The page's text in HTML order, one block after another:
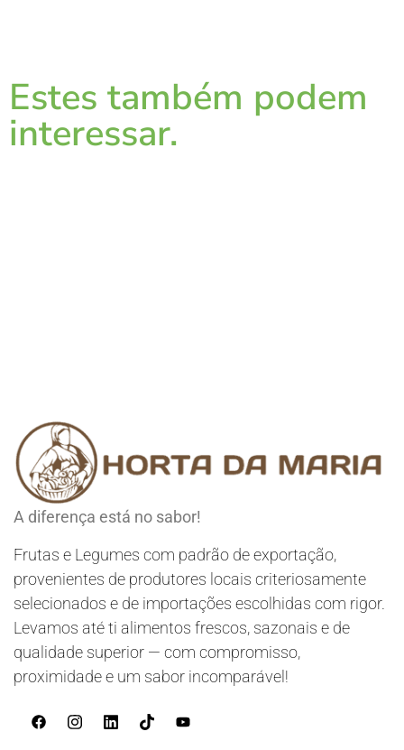
Estes também podem
interessar.
A diferença está no sabor!
Frutas e Legumes com padrão de exportação,
provenientes de produtores locais criteriosamente
selecionados e de importações escolhidas com rigor.
Levamos até ti alimentos frescos, sazonais e de
qualidade superior — com compromisso,
proximidade e um sabor incomparável!